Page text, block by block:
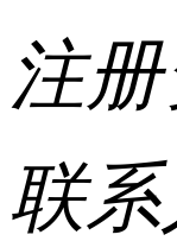
注册
联系